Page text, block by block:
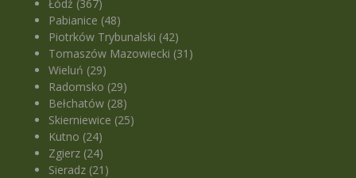
Łódź (367)
Pabianice (48)
Piotrków Trybunalski (42)
Tomaszów Mazowiecki (31)
Wieluń (29)
Radomsko (29)
Bełchatów (28)
Skierniewice (25)
Kutno (24)
Zgierz (24)
Sieradz (21)